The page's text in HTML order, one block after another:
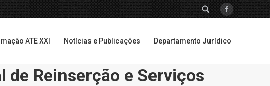
SEARCH: Facebook
ATE XXI Notícias e Publicações Departamento Jurídico
de Reinserção e Serviços
ATE XXI Notícias e Publicações Departamento Jurídico